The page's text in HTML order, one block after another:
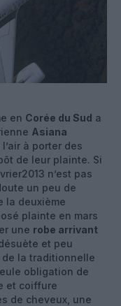
en Corée du Sud a
Asiana
à porter des
de leur plainte. Si
n’est pas
un peu de
la deuxième
plainte en mars
une robe arrivant
et peu
la traditionnelle
obligation de
et coiffure
de cheveux, une